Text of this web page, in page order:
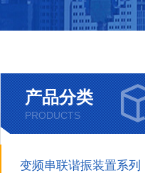
产品分类
PRODUCTS
变频串联谐振装置系列